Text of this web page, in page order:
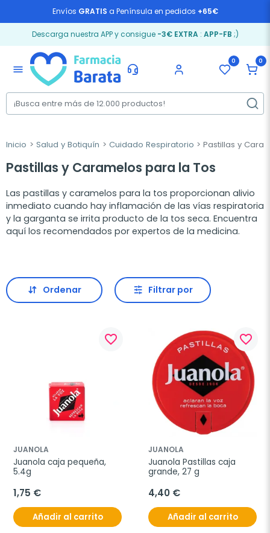
Envíos GRATIS a Península en pedidos +65€
Descarga nuestra APP y consigue -3€ EXTRA: APP-FB ;)
menu
0 0
Inicio Salud y Botiquín Cuidado Respiratorio Pastillas y
Pastillas y Caramelos para la Tos
Las pastillas y caramelos para la tos proporcionan alivio
inmediato cuando hay inflamación de las vías respiratoria
y la garganta se irrita producto de la tos seca. Encuentra
aquí los recomendados por expertos de la medicina.
Ordenar Filtrar por
favorite_border
JUANOLA
Juanola caja pequeña,
5.4g
1,75 €
Añadir al carrito
favorite_border
JUANOLA
Juanola Pastillas caja
grande, 27 g
4,40 €
Añadir al carrito